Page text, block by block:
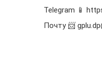
Telegram 📱
Почту 📨